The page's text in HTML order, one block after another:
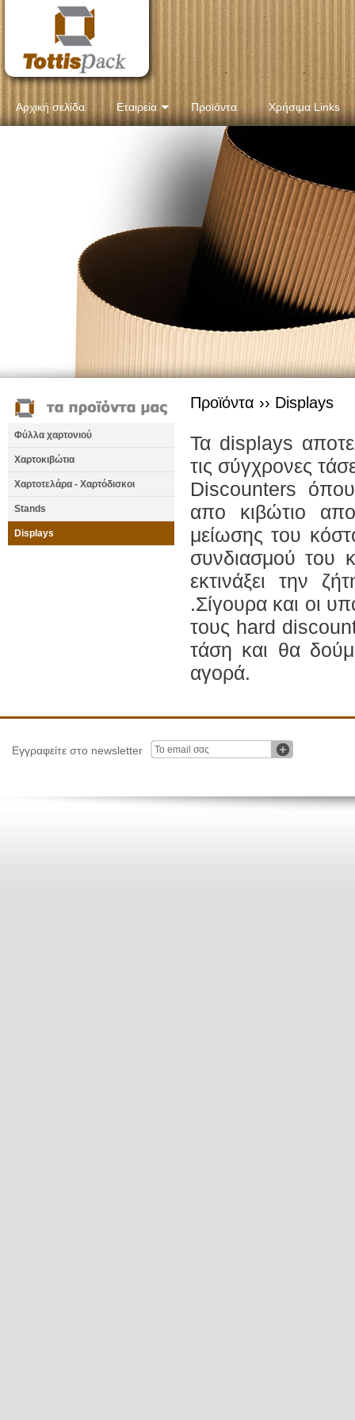
Αρχική σελίδα Εταιρεία Προϊόντα Χρήσιμα Links
Φύλλα χαρτονιού
Χαρτοκιβώτια
Χαρτοτελάρα - Χαρτόδισκοι
Stands
Displays
Προϊόντα ›› Displays
Τα displays
τις σύγχρονες
Discounters
απο κιβώτιο
μείωσης του
συνδιασμού του
εκτινάξει την
.Σίγουρα και οι
τους hard
τάση και θα
αγορά.
Εγγραφείτε στο newsletter